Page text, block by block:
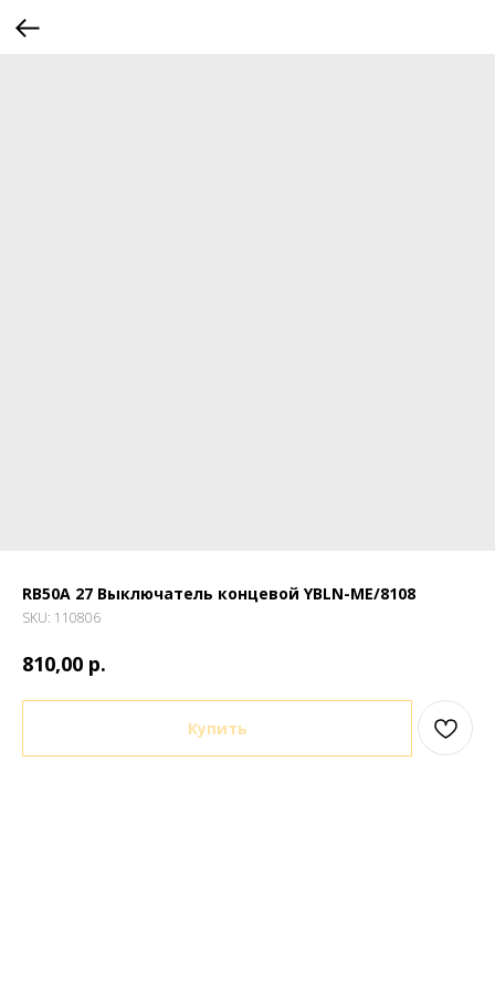
RB50A 27 Выключатель концевой YBLN-ME/8108
SKU: 110806
810,00 р.
Купить